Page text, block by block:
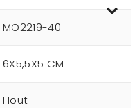
MO2219-40
6X5,5X5 CM
Hout